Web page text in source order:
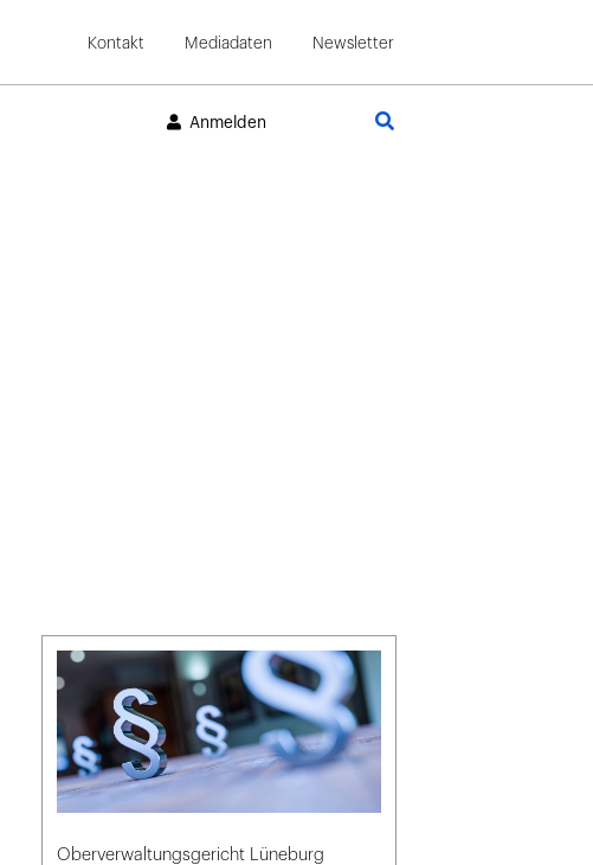
Kontakt Mediadaten Newsletter
Anmelden
Oberverwaltungsgericht Lüneburg